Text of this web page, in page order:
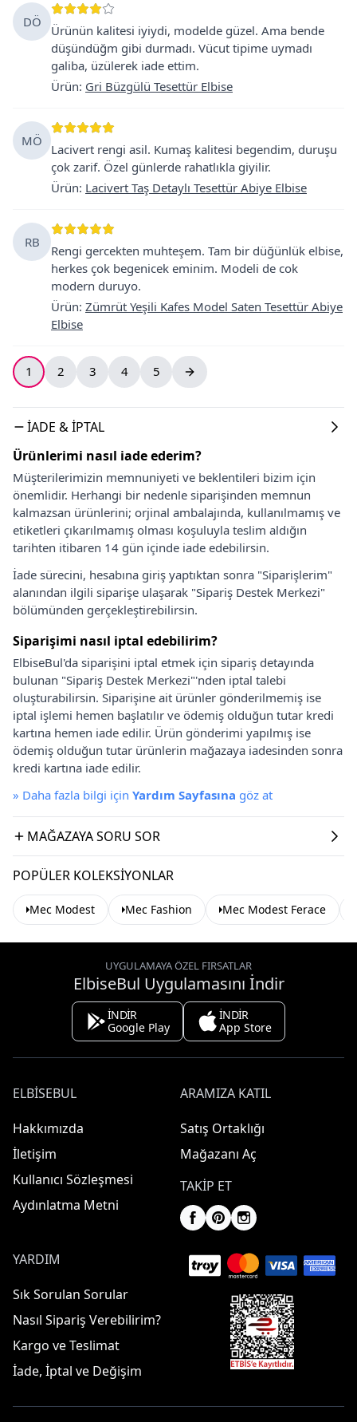
DÖ
Ürünün kalitesi iyiydi, modelde güzel. Ama bende
düşündüğm gibi durmadı. Vücut tipime uymadı
galiba, üzülerek iade ettim.
Ürün: Gri Büzgülü Tesettür Elbise
MÖ
Lacivert rengi asil. Kumaş kalitesi begendim, duruşu
çok zarif. Özel günlerde rahatlıkla giyilir.
Ürün: Lacivert Taş Detaylı Tesettür Abiye Elbise
RB
Rengi gercekten muhteşem. Tam bir düğünlük elbise,
herkes çok begenicek eminim. Modeli de cok
modern duruyo.
Ürün: Zümrüt Yeşili Kafes Model Saten Tesettür Abiye
Elbise
1 2 3 4 5
İADE & İPTAL
Ürünlerimi nasıl iade ederim?
Müşterilerimizin memnuniyeti ve beklentileri bizim için
önemlidir. Herhangi bir nedenle siparişinden memnun
kalmazsan ürünlerini; orjinal ambalajında, kullanılmamış ve
etiketleri çıkarılmamış olması koşuluyla teslim aldığın
tarihten itibaren 14 gün içinde iade edebilirsin.
İade sürecini, hesabına giriş yaptıktan sonra "Siparişlerim"
alanından ilgili siparişe ulaşarak "Sipariş Destek Merkezi"
bölümünden gerçekleştirebilirsin.
Siparişimi nasıl iptal edebilirim?
ElbiseBul'da siparişini iptal etmek için sipariş detayında
bulunan "Sipariş Destek Merkezi"'nden iptal talebi
oluşturabilirsin. Siparişine ait ürünler gönderilmemiş ise
iptal işlemi hemen başlatılır ve ödemiş olduğun tutar kredi
kartına hemen iade edilir. Ürün gönderimi yapılmış ise
ödemiş olduğun tutar ürünlerin mağazaya iadesinden sonra
kredi kartına iade edilir.
» Daha fazla bilgi için Yardım Sayfasına göz at
MAĞAZAYA SORU SOR
POPÜLER KOLEKSIYONLAR
Mec Modest Mec Fashion Mec Modest Ferace
UYGULAMAYA ÖZEL FIRSATLAR
ElbiseBul Uygulamasını İndir
İNDİR
Google Play
İNDİR
App Store
ELBISEBUL
Hakkımızda
İletişim
Kullanıcı Sözleşmesi
Aydınlatma Metni
ARAMIZA KATIL
Satış Ortaklığı
Mağazanı Aç
TAKIP ET
YARDIM
Sık Sorulan Sorular
Nasıl Sipariş Verebilirim?
Kargo ve Teslimat
İade, İptal ve Değişim